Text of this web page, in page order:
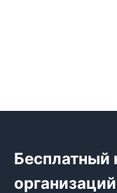
Бесплатный
организаций